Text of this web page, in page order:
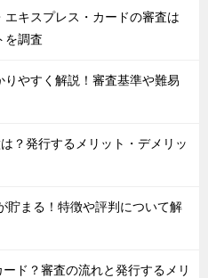
キスプレス・カードの審査は
を調査
やすく解説！審査基準や難易
？発行するメリット・デメリッ
貯まる！特徴や評判について解
ド？審査の流れと発行するメリ